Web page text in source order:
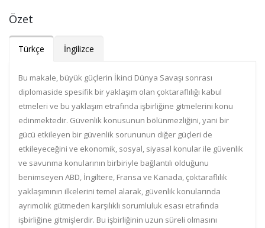
Özet
Türkçe İngilizce
Bu makale, büyük güçlerin İkinci Dünya Savaşı sonrası
diplomaside spesifik bir yaklaşım olan çoktaraflılığı kabul
etmeleri ve bu yaklaşım etrafında işbirliğine gitmelerini konu
edinmektedir. Güvenlik konusunun bölünmezliğini, yani bir
gücü etkileyen bir güvenlik sorununun diğer güçleri de
etkileyeceğini ve ekonomik, sosyal, siyasal konular ile güvenlik
ve savunma konularının birbiriyle bağlantılı olduğunu
benimseyen ABD, İngiltere, Fransa ve Kanada, çoktaraflılık
yaklaşımının ilkelerini temel alarak, güvenlik konularında
ayrımcılık gütmeden karşılıklı sorumluluk esası etrafında
işbirliğine gitmişlerdir. Bu işbirliğinin uzun süreli olmasını